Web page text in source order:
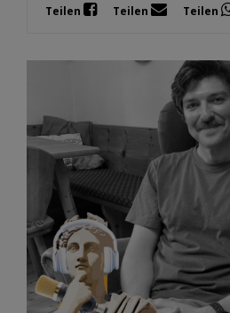
Teilen Teilen Teilen